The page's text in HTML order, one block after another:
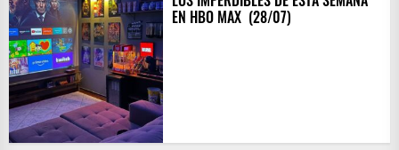
EN HBO MAX ​ (28/07)